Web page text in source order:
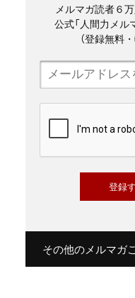
メルマガ読者６
公式「人間力メル
（登録無料
その他のメルマガ